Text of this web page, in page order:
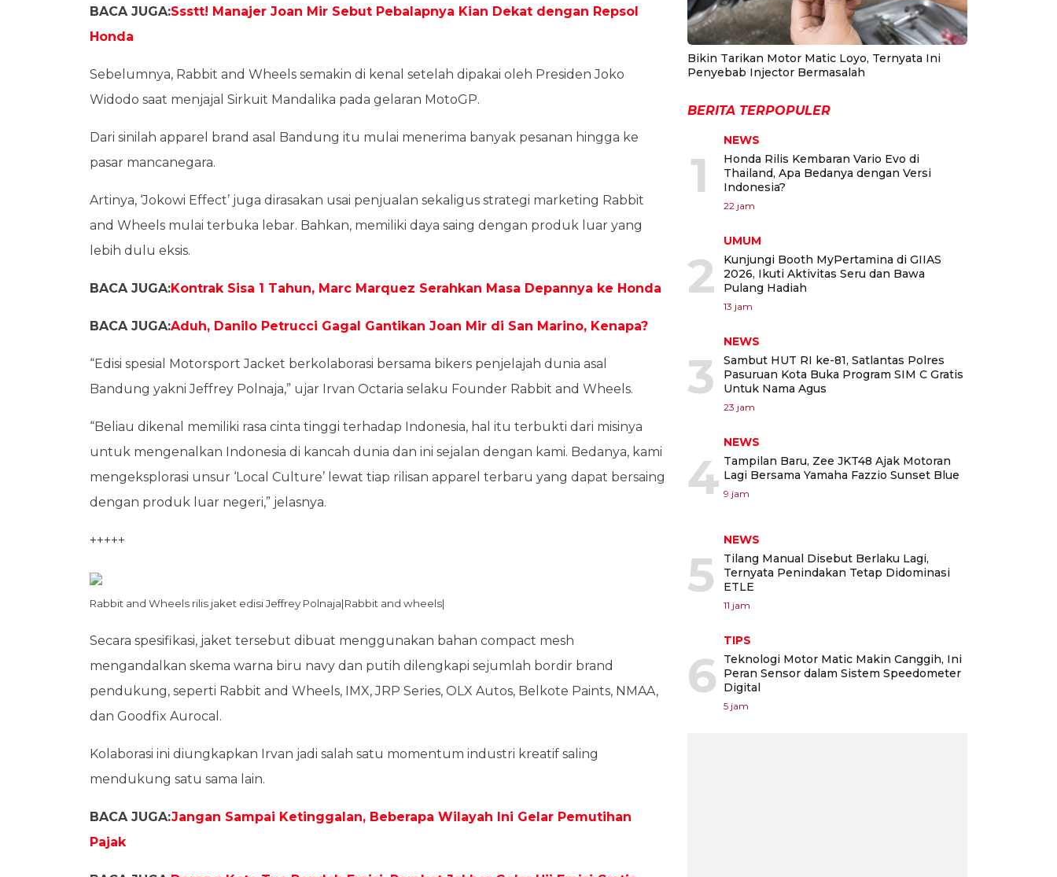
BACA JUGA:Ssstt! Manajer Joan Mir Sebut Pebalapnya Kian Dekat dengan Repsol
Honda
Sebelumnya, Rabbit and Wheels semakin di kenal setelah dipakai oleh Presiden Joko
Widodo saat menjajal Sirkuit Mandalika pada gelaran MotoGP.
Dari sinilah apparel brand asal Bandung itu mulai menerima banyak pesanan hingga ke
pasar mancanegara.
Artinya, ‘Jokowi Effect’ juga dirasakan usai penjualan sekaligus strategi marketing Rabbit
and Wheels mulai terbuka lebar. Bahkan, memiliki daya saing dengan produk luar yang
lebih dulu eksis.
BACA JUGA:Kontrak Sisa 1 Tahun, Marc Marquez Serahkan Masa Depannya ke Honda
BACA JUGA:Aduh, Danilo Petrucci Gagal Gantikan Joan Mir di San Marino, Kenapa?
“Edisi spesial Motorsport Jacket berkolaborasi bersama bikers penjelajah dunia asal
Bandung yakni Jeffrey Polnaja,” ujar Irvan Octaria selaku Founder Rabbit and Wheels.
“Beliau dikenal memiliki rasa cinta tinggi terhadap Indonesia, hal itu terbukti dari misinya
untuk mengenalkan Indonesia di kancah dunia dan ini sejalan dengan kami. Bedanya, kami
mengeksplorasi unsur ‘Local Culture’ lewat tiap rilisan apparel terbaru yang dapat bersaing
dengan produk luar negeri,” jelasnya.
+++++
Rabbit and Wheels rilis jaket edisi Jeffrey Polnaja|Rabbit and wheels|
Secara spesifikasi, jaket tersebut dibuat menggunakan bahan compact mesh
mengandalkan skema warna biru navy dan putih dilengkapi sejumlah bordir brand
pendukung, seperti Rabbit and Wheels, IMX, JRP Series, OLX Autos, Belkote Paints, NMAA,
dan Goodfix Aurocal.
Kolaborasi ini diungkapkan Irvan jadi salah satu momentum industri kreatif saling
mendukung satu sama lain.
BACA JUGA:Jangan Sampai Ketinggalan, Beberapa Wilayah Ini Gelar Pemutihan
Pajak
Bikin Tarikan Motor Matic Loyo, Ternyata Ini
Penyebab Injector Bermasalah
BERITA TERPOPULER
1
NEWS
Honda Rilis Kembaran Vario Evo di
Thailand, Apa Bedanya dengan Versi
Indonesia?
22 jam
2
UMUM
Kunjungi Booth MyPertamina di GIIAS
2026, Ikuti Aktivitas Seru dan Bawa
Pulang Hadiah
13 jam
3
NEWS
Sambut HUT RI ke-81, Satlantas Polres
Pasuruan Kota Buka Program SIM C Gratis
Untuk Nama Agus
23 jam
4
NEWS
Tampilan Baru, Zee JKT48 Ajak Motoran
Lagi Bersama Yamaha Fazzio Sunset Blue
9 jam
5
NEWS
Tilang Manual Disebut Berlaku Lagi,
Ternyata Penindakan Tetap Didominasi
ETLE
11 jam
6
TIPS
Teknologi Motor Matic Makin Canggih, Ini
Peran Sensor dalam Sistem Speedometer
Digital
5 jam